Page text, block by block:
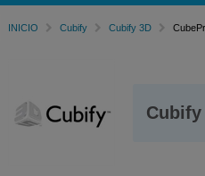
INICIO Cubify Cubify 3D
Cubify